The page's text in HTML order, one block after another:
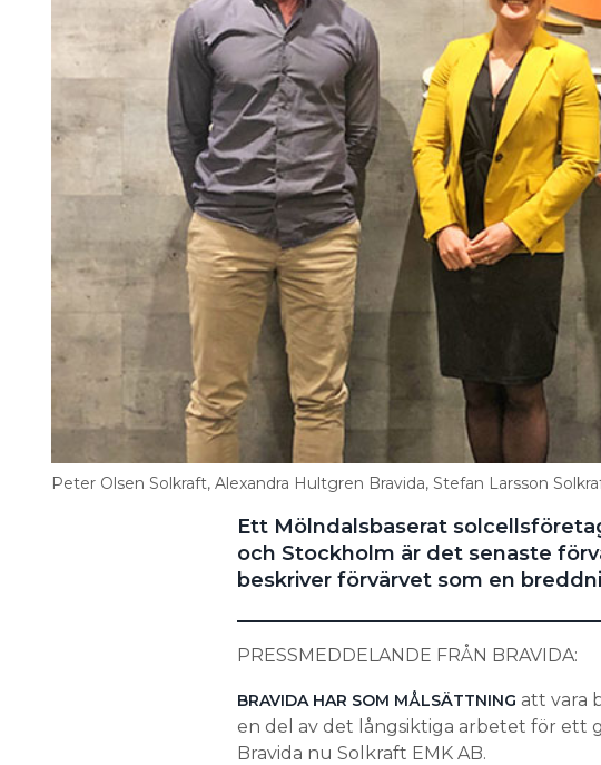
Peter Olsen Solkraft, Alexandra Hultgren Bravida, Stefan Larsson
Ett Mölndalsbaserat
och Stockholm är det senaste
beskriver förvärvet som en
PRESSMEDDELANDE FRÅN BRAVIDA:
BRAVIDA HAR SOM MÅLSÄTTNING att vara
en del av det långsiktiga arbetet för
Bravida nu Solkraft EMK AB.